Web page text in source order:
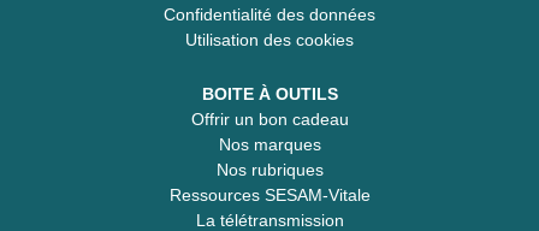
Confidentialité des données
Utilisation des cookies
BOITE À OUTILS
Offrir un bon cadeau
Nos marques
Nos rubriques
Ressources SESAM-Vitale
La télétransmission